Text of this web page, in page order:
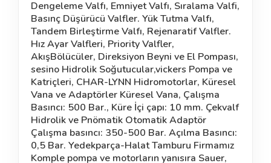
Dengeleme Valfı, Emniyet Valfı, Sıralama Valfi,
Basınç Düşürücü Valfler. Yük Tutma Valfı,
Tandem Birleştirme Valfı, Rejenaratif Valfler.
Hız Ayar Valfleri, Priority Valfler,
AkışBölücüler, Direksiyon Beyni ve El Pompası,
sesino Hidrolik Soğutucular,vickers Pompa ve
Katriçleri, CHAR-LYNN Hidromotorlar, Küresel
Vana ve Adaptörler Küresel Vana, Çalışma
Basıncı: 500 Bar., Küre İçi çapı: 10 mm. Çekvalf
Hidrolik ve Pnömatik Otomatik Adaptör
Çalışma basıncı: 350-500 Bar. Açılma Basıncı:
0,5 Bar. Yedekparça-Halat Tamburu Firmamız
Komple pompa ve motorların yanısıra Sauer,